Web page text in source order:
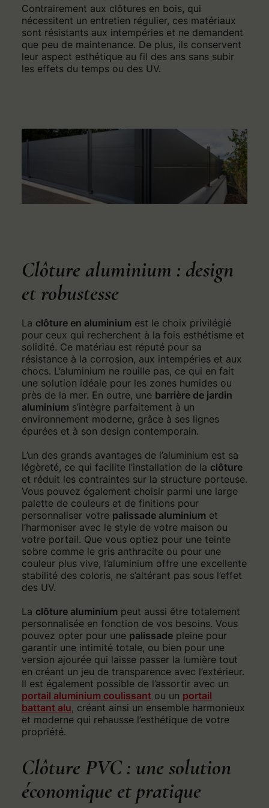
Contrairement aux clôtures en bois, qui
nécessitent un entretien régulier, ces matériaux
sont résistants aux intempéries et ne demandent
que peu de maintenance. De plus, ils conservent
leur aspect esthétique au fil des ans sans subir
les effets du temps ou des UV.
Clôture aluminium : design
et robustesse
La clôture en aluminium est le choix privilégié
pour ceux qui recherchent à la fois esthétisme et
solidité. Ce matériau est réputé pour sa
résistance à la corrosion, aux intempéries et aux
chocs. L’aluminium ne rouille pas, ce qui en fait
une solution idéale pour les zones humides ou
près de la mer. En outre, une barrière de jardin
aluminium s’intègre parfaitement à un
environnement moderne, grâce à ses lignes
épurées et à son design contemporain.
L’un des grands avantages de l’aluminium est sa
légèreté, ce qui facilite l’installation de la clôture
et réduit les contraintes sur la structure porteuse.
Vous pouvez également choisir parmi une large
palette de couleurs et de finitions pour
personnaliser votre palissade aluminium et
l’harmoniser avec le style de votre maison ou
votre portail. Que vous optiez pour une teinte
sobre comme le gris anthracite ou pour une
couleur plus vive, l’aluminium offre une excellente
stabilité des coloris, ne s’altérant pas sous l’effet
des UV.
La clôture aluminium peut aussi être totalement
personnalisée en fonction de vos besoins. Vous
pouvez opter pour une palissadepleine pour
garantir une intimité totale, ou bien pour une
version ajourée qui laisse passer la lumière tout
en créant un jeu de transparence avec l’extérieur.
Il est également possible de l’assortir avec un
portail aluminium coulissantou un portail
battant alu, créant ainsi un ensemble harmonieux
et moderne qui rehausse l’esthétique de votre
propriété.
Clôture PVC : une solution
économique et pratique